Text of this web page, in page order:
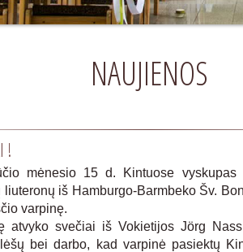
NAUJIENOS
!
mėnesio 15 d. Kintuose vyskupas
iš Hamburgo-Barmbeko Šv.
varpinę.
svečiai iš Vokietijos Jörg
bei darbo, kad varpinė pasiektų